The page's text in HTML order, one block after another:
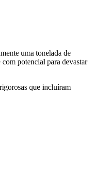
uma tonelada de
com potencial para devastar
que incluíram